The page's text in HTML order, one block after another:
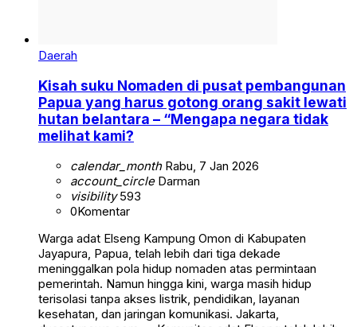
Daerah
Kisah suku Nomaden di pusat pembangunan
Papua yang harus gotong orang sakit lewati
hutan belantara – “Mengapa negara tidak
melihat kami?
calendar_monthRabu, 7 Jan 2026
account_circleDarman
visibility593
0Komentar
Warga adat Elseng Kampung Omon di Kabupaten
Jayapura, Papua, telah lebih dari tiga dekade
meninggalkan pola hidup nomaden atas permintaan
pemerintah. Namun hingga kini, warga masih hidup
terisolasi tanpa akses listrik, pendidikan, layanan
kesehatan, dan jaringan komunikasi. Jakarta,